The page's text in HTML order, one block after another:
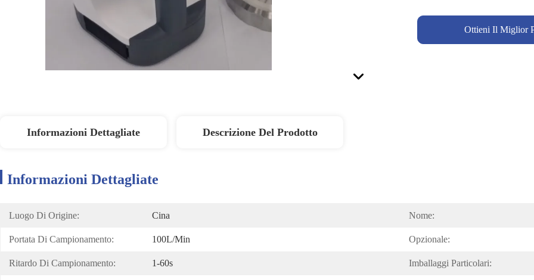
Ottieni Il Miglior
Informazioni Dettagliate Descrizione Del Prodotto
Informazioni Dettagliate
Luogo Di Origine: Cina Nome:
Portata Di Campionamento: 100L/min Opzionale:
Ritardo Di Campionamento: 1-60s Imballaggi Particolari: